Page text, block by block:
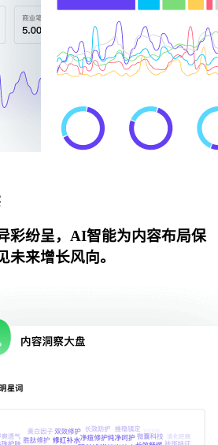
彩纷呈，AI智能为内容布局保
未来增长风向。